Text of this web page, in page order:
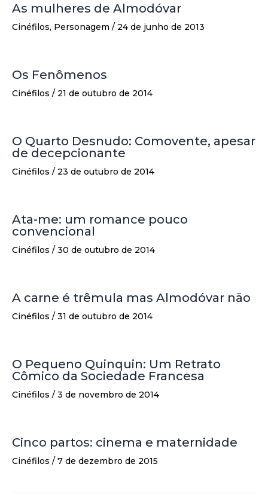
As mulheres de Almodóvar
Cinéfilos, Personagem / 24 de junho de 2013
Os Fenômenos
Cinéfilos / 21 de outubro de 2014
O Quarto Desnudo: Comovente, apesar
de decepcionante
Cinéfilos / 23 de outubro de 2014
Ata-me: um romance pouco
convencional
Cinéfilos / 30 de outubro de 2014
A carne é trêmula mas Almodóvar não
Cinéfilos / 31 de outubro de 2014
O Pequeno Quinquin: Um Retrato
Cômico da Sociedade Francesa
Cinéfilos / 3 de novembro de 2014
Cinco partos: cinema e maternidade
Cinéfilos / 7 de dezembro de 2015